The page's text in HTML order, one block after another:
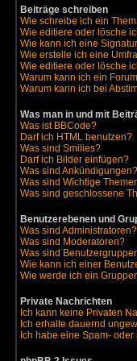
Beiträge schreiben
Wie schreibe ich ein
Wie editiere oder lösche
Wie kann ich eine
Wie erstelle ich eine
Wie editiere oder lösche
Warum kann ich ein
Warum kann ich bei
Was man in und mit
Was ist BBCode?
Darf ich HTML benutzen?
Was sind Smilies?
Darf ich Bilder einfügen?
Was sind Ankündigungen?
Was sind Wichtige
Was sind geschlossene
Benutzerebenen und
Was sind Administratoren?
Was sind Moderatoren?
Was sind
Wie kann ich einer
Wie werde ich ein
Private Nachrichten
Ich kann keine Privaten
Ich erhalte dauernd
Ich habe eine Spam-